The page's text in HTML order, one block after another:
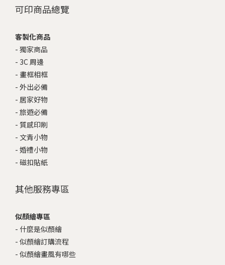
可印商品總覽
客製化商品
- 獨家商品
- 3C 周邊
- 畫框相框
- 外出必備
- 居家好物
- 旅遊必備
- 質感印刷
- 文青小物
- 婚禮小物
- 磁扣貼紙
其他服務專區
似顏繪專區
- 什麼是似顏繪
- 似顏繪訂購流程
- 似顏繪畫風有哪些